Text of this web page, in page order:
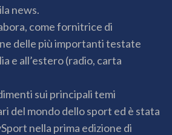
news.
come fornitrice di
delle più importanti testate
e all’estero (radio, carta
sui principali temi
del mondo dello sport ed è stata
nella prima edizione di